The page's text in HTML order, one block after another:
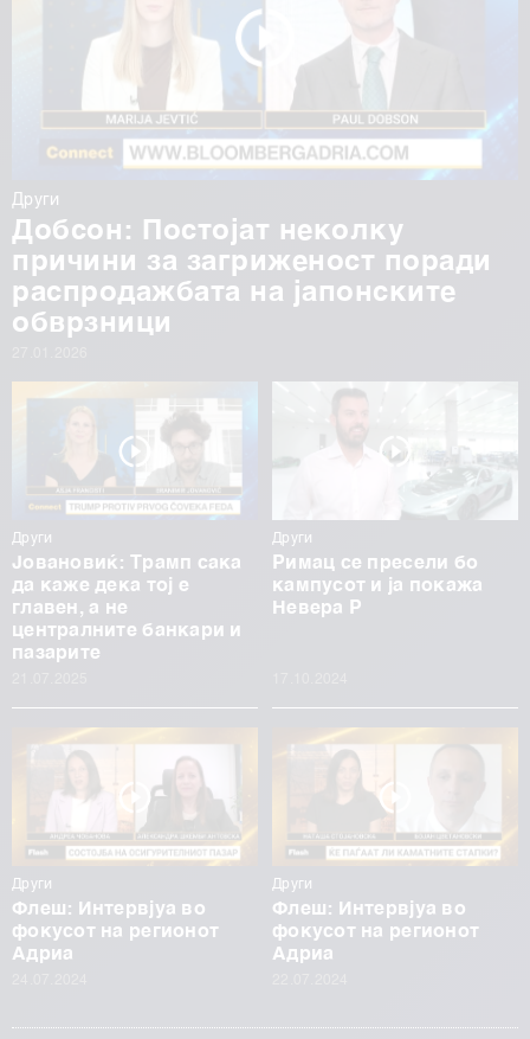
Други
Добсон: Постојат неколку
причини за загриженост поради
распродажбата на јапонските
обврзници
Други
Јовановиќ: Трамп сака
да каже дека тој е
главен, а не
централните банкари и
пазарите
Други
Римац се пресели бо
кампусот и ја покажа
Невера Р
Други
Флеш: Интервјуа во
фокусот на регионот
Адриа
Други
Флеш: Интервјуа во
фокусот на регионот
Адриа